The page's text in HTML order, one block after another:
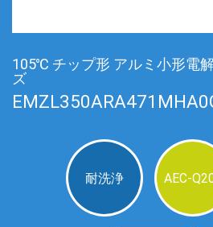
105℃ チップ形 アルミ小形電
ズ
耐洗浄 AEC-